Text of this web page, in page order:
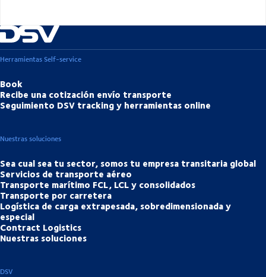
Herramientas Self-service
Book
Recibe una cotización envío transporte
Seguimiento DSV tracking y herramientas online
Nuestras soluciones
Sea cual sea tu sector, somos tu empresa transitaria global
Servicios de transporte aéreo
Transporte marítimo FCL, LCL y consolidados
Transporte por carretera
Logística de carga extrapesada, sobredimensionada y
especial
Contract Logistics
Nuestras soluciones
DSV